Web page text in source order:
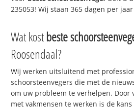
235053! Wij staan 365 dagen per
Wat kostbeste
Roosendaal?
Wij werken uitsluitend met
schoorsteenvegers die met de
om uw probleem te verhelpen. Door
met vakmensen te werken is de